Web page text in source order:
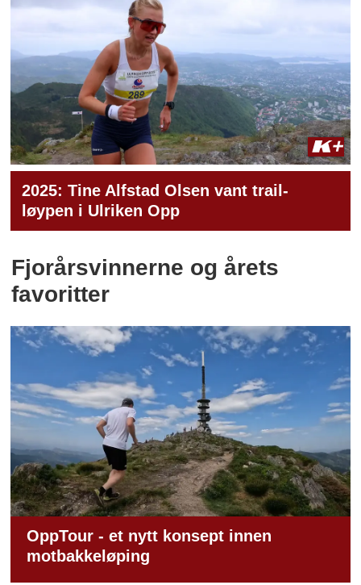
2025: Tine Alfstad Olsen vant trail-
løypen i Ulriken Opp
Fjorårsvinnerne og årets
favoritter
OppTour - et nytt konsept innen
motbakkeløping